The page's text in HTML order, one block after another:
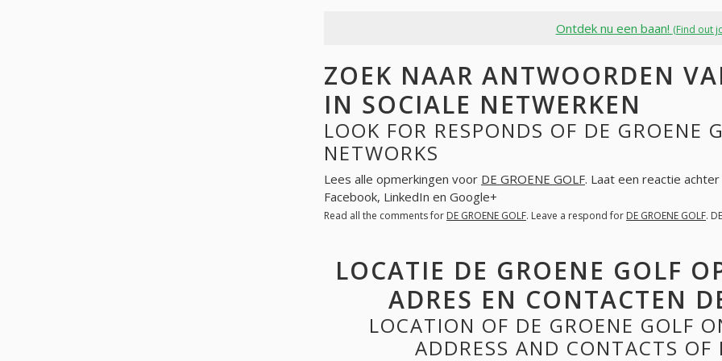
Ontdek nu een baan! (Find out
ZOEK NAAR ANTWOORDEN
IN SOCIALE NETWERKEN
LOOK FOR RESPONDS OF DE GROENE
NETWORKS
Lees alle opmerkingen voor DE GROENE GOLF. Laat een reactie
Facebook, LinkedIn en Google+
Read all the comments for DE GROENE GOLF. Leave a respond for DE GROENE GOLF.
LOCATIE DE GROENE GOLF
ADRES EN CONTACTEN
LOCATION OF DE GROENE GOLF
ADDRESS AND CONTACTS OF